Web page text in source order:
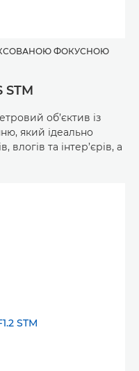
ФОКУСНОЮ
STM
об’єктив із
який ідеально
влогів та інтер’єрів, а